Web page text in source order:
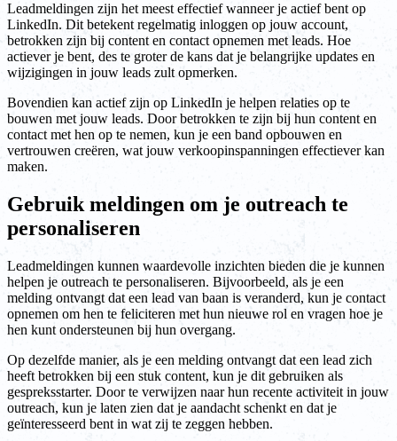
Leadmeldingen zijn het meest effectief wanneer je actief bent op
LinkedIn. Dit betekent regelmatig inloggen op jouw account,
betrokken zijn bij content en contact opnemen met leads. Hoe
actiever je bent, des te groter de kans dat je belangrijke updates en
wijzigingen in jouw leads zult opmerken.
Bovendien kan actief zijn op LinkedIn je helpen relaties op te
bouwen met jouw leads. Door betrokken te zijn bij hun content en
contact met hen op te nemen, kun je een band opbouwen en
vertrouwen creëren, wat jouw verkoopinspanningen effectiever kan
maken.
Gebruik meldingen om je outreach te
personaliseren
Leadmeldingen kunnen waardevolle inzichten bieden die je kunnen
helpen je outreach te personaliseren. Bijvoorbeeld, als je een
melding ontvangt dat een lead van baan is veranderd, kun je contact
opnemen om hen te feliciteren met hun nieuwe rol en vragen hoe je
hen kunt ondersteunen bij hun overgang.
Op dezelfde manier, als je een melding ontvangt dat een lead zich
heeft betrokken bij een stuk content, kun je dit gebruiken als
gespreksstarter. Door te verwijzen naar hun recente activiteit in jouw
outreach, kun je laten zien dat je aandacht schenkt en dat je
geïnteresseerd bent in wat zij te zeggen hebben.